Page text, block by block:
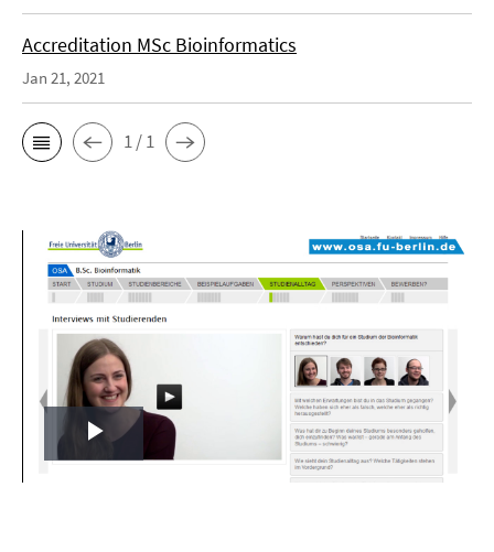
Accreditation MSc Bioinformatics
Jan 21, 2021
1 / 1
Play